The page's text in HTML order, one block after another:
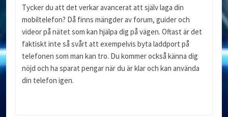
Tycker du att det verkar avancerat att själv laga din
mobiltelefon? Då finns mängder av forum, guider och
videor på nätet som kan hjälpa dig på vägen. Oftast är det
faktiskt inte så svårt att exempelvis byta laddport på
telefonen som man kan tro. Du kommer också känna dig
nöjd och ha sparat pengar när du är klar och kan använda
din telefon igen.